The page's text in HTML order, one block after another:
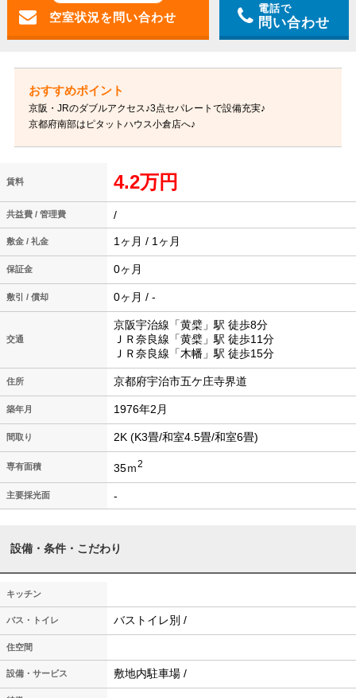
電話で
問い合わせ
京阪・JRのダブルアクセス♪3点セパレートで設備充実♪
京都府南部はピタットハウス小倉店へ♪
賃料 4.2万円
共益費 / 管理費 /
敷金 / 礼金 1ヶ月 / 1ヶ月
保証金 0ヶ月
敷引 / 償却 0ヶ月 / -
交通
京阪宇治線「黄檗」駅 徒歩8分
ＪＲ奈良線「黄檗」駅 徒歩11分
ＪＲ奈良線「木幡」駅 徒歩15分
住所 京都府宇治市五ケ庄寺界道
築年月 1976年2月
間取り 2K (K3畳/和室4.5畳/和室6畳)
専有面積 35ｍ2
主要採光面 -
設備・条件・こだわり
キッチン
バス・トイレ バストイレ別 /
住空間
設備・サービス 敷地内駐車場 /